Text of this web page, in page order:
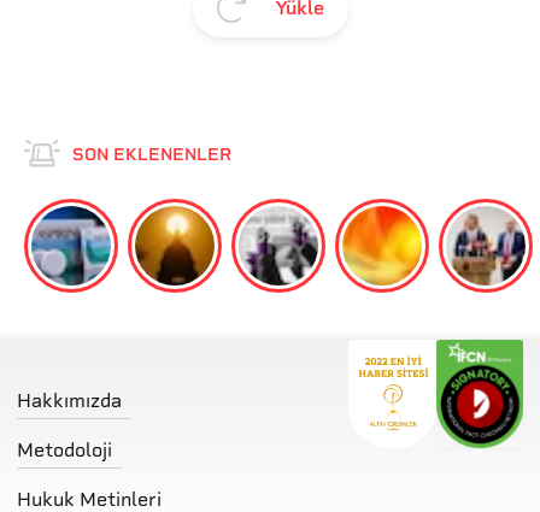
Yükle
SON EKLENENLER
Hakkımızda
Metodoloji
Hukuk Metinleri